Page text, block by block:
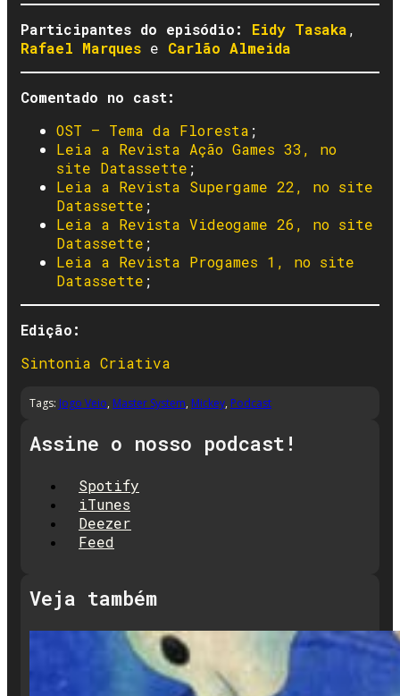
Participantes do episódio: Eidy Tasaka,
Rafael Marques e Carlão Almeida
Comentado no cast:
OST – Tema da Floresta ;
Leia a Revista Ação Games 33, no
site Datassette ;
Leia a Revista Supergame 22, no site
Datassette ;
Leia a Revista Videogame 26, no site
Datassette ;
Leia a Revista Progames 1, no site
Datassette ;
Edição:
Sintonia Criativa
Tags: Jogo Veio, Master System, Mickey, Podcast
Assine o nosso podcast!
Spotify
iTunes
Deezer
Feed
Veja também